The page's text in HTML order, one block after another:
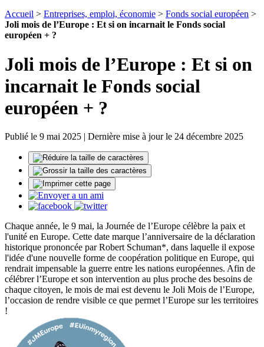
Accueil > Entreprises, emploi, économie > Fonds social européen >
Joli mois de l’Europe : Et si on incarnait le Fonds social
européen + ?
Joli mois de l’Europe : Et si on
incarnait le Fonds social
européen + ?
Publié le 9 mai 2025 | Dernière mise à jour le 24 décembre 2025
Chaque année, le 9 mai, la Journée de l’Europe célèbre la paix et
l'unité en Europe. Cette date marque l’anniversaire de la déclaration
historique prononcée par Robert Schuman*, dans laquelle il expose
l'idée d'une nouvelle forme de coopération politique en Europe, qui
rendrait impensable la guerre entre les nations européennes. Afin de
célébrer l’Europe et son intervention au plus proche des besoins de
chaque citoyen, le mois de mai est devenu le Joli Mois de l’Europe,
l’occasion de rendre visible ce que permet l’Europe sur les territoires
!